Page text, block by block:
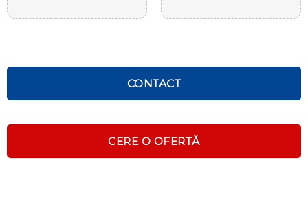
CONTACT
CERE O OFERTĂ